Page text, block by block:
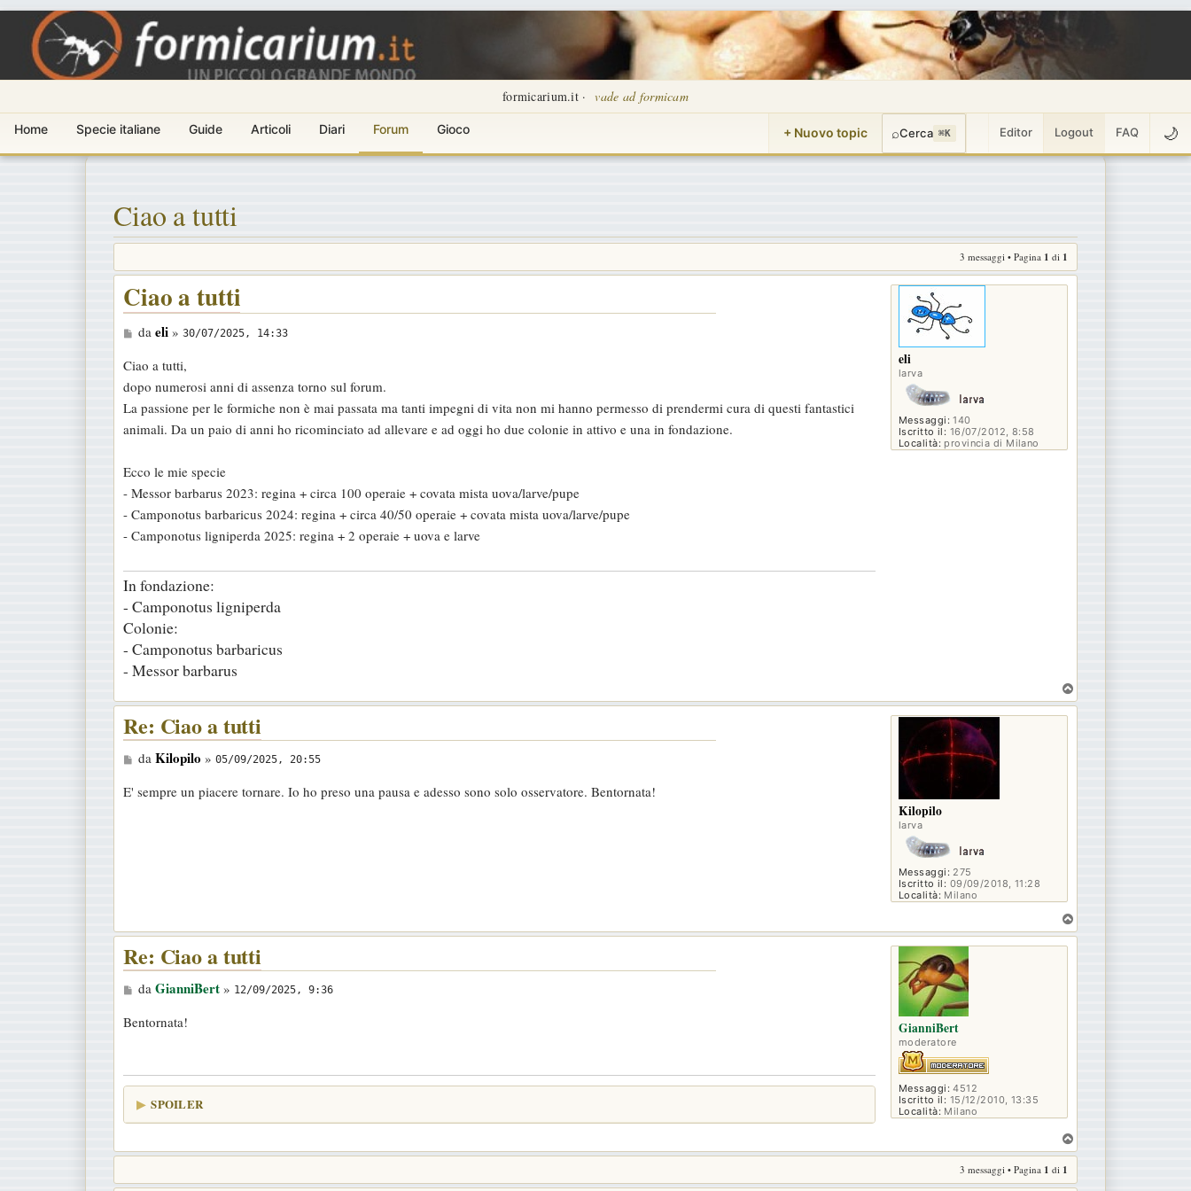
formicarium.it · vade ad formicam
Home Specie italiane Guide Articoli Diari Forum Gioco + Nuovo topic ⌕Cerca ⌘K Editor Logout FAQ 🌙
Ciao a tutti
3 messaggi • Pagina 1 di 1
eli
larva
Messaggi: 140
Iscritto il: 16/07/2012, 8:58
Località: provincia di Milano
Ciao a tutti
M
s
s
a
g
i
o
da eli» 30/07/2025, 14:33
Ciao a tutti,
dopo numerosi anni di assenza torno sul forum.
La passione per le formiche non è mai passata ma tanti impegni di vita non mi hanno permesso di prendermi cura di questi fantastici
animali. Da un paio di anni ho ricominciato ad allevare e ad oggi ho due colonie in attivo e una in fondazione.
Ecco le mie specie
- Messor barbarus 2023: regina + circa 100 operaie + covata mista uova/larve/pupe
- Camponotus barbaricus 2024: regina + circa 40/50 operaie + covata mista uova/larve/pupe
- Camponotus ligniperda 2025: regina + 2 operaie + uova e larve
In fondazione:
- Camponotus ligniperda
Colonie:
- Camponotus barbaricus
- Messor barbarus
o
Kilopilo
larva
Messaggi: 275
Iscritto il: 09/09/2018, 11:28
Località: Milano
Re: Ciao a tutti
M
s
o
da Kilopilo » 05/09/2025, 20:55
E' sempre un piacere tornare. Io ho preso una pausa e adesso sono solo osservatore. Bentornata!
o
GianniBert
moderatore
Messaggi: 4512
Iscritto il: 15/12/2010, 13:35
Località: Milano
Re: Ciao a tutti
M
s
a
g
o
da GianniBert» 12/09/2025, 9:36
Bentornata!
SPOILER
o
3 messaggi • Pagina 1 di 1